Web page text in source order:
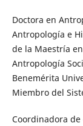
Doctora en
Antropología e
de la Maestría
Antropología
Benemérita
Miembro del
Coordinadora